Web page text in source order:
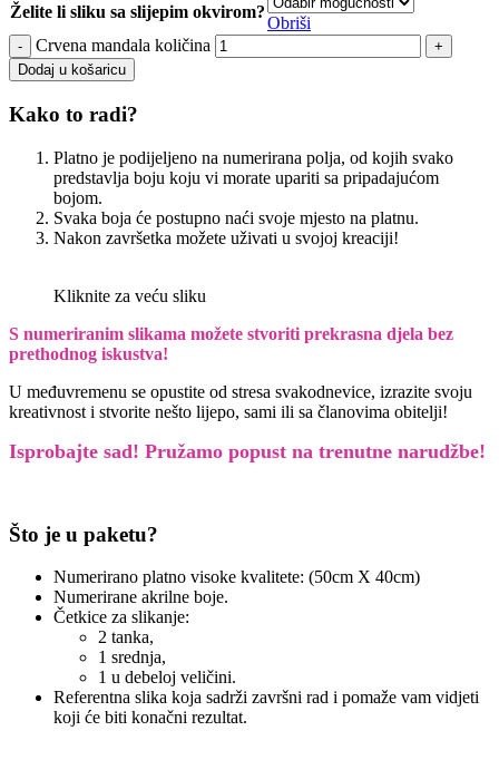
Želite li sliku sa slijepim okvirom?
Obriši
Crvena mandala količina
Dodaj u košaricu
Kako to radi?
Platno je podijeljeno na numerirana polja, od kojih svako
predstavlja boju koju vi morate upariti sa pripadajućom
bojom.
Svaka boja će postupno naći svoje mjesto na platnu.
Nakon završetka možete uživati u svojoj kreaciji!
Kliknite za veću sliku
S numeriranim slikama možete stvoriti prekrasna djela bez
prethodnog iskustva!
U međuvremenu se opustite od stresa svakodnevice, izrazite svoju
kreativnost i stvorite nešto lijepo, sami ili sa članovima obitelji!
Isprobajte sad! Pružamo popust na trenutne narudžbe!
Što je u paketu?
Numerirano platno visoke kvalitete: (50cm X 40cm)
Numerirane akrilne boje.
Četkice za slikanje:
2 tanka,
1 srednja,
1 u debeloj veličini.
Referentna slika koja sadrži završni rad i pomaže vam vidjeti
koji će biti konačni rezultat.